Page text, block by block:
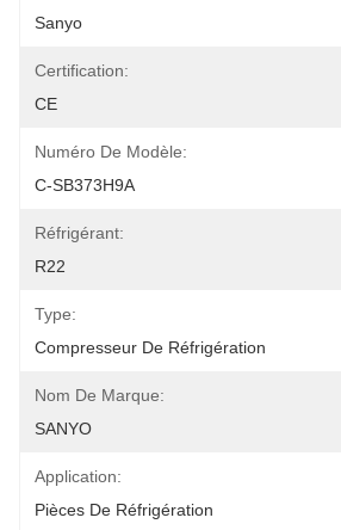
Sanyo
Certification:
CE
Numéro De Modèle:
C-SB373H9A
Réfrigérant:
R22
Type:
Compresseur De Réfrigération
Nom De Marque:
SANYO
Application:
Pièces De Réfrigération